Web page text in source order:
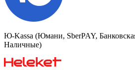
Ю-Kassa (Юмани, SberPAY,
Наличные)